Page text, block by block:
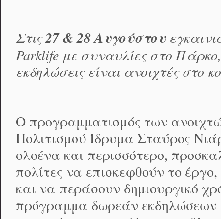
Στις27 & 28 Αυγούστου
Parklife με συναυλίες στο
εκδηλώσεις είναι ανοιχτές στο
Ο προγραμματισμός των
Πολιτισμού Ίδρυμα Σταύρος
ολοένα και περισσότερο,
πολίτες να επισκεφθούν το
και να περάσουν δημιουργικό
πρόγραμμα δωρεάν